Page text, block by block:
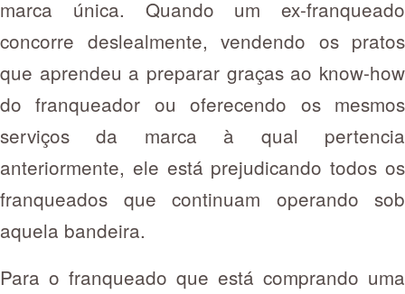
marca única. Quando um ex-franqueado
concorre deslealmente, vendendo os pratos
que aprendeu a preparar graças ao know-how
do franqueador ou oferecendo os mesmos
serviços da marca à qual pertencia
anteriormente, ele está prejudicando todos os
franqueados que continuam operando sob
aquela bandeira.
Para o franqueado que está comprando uma